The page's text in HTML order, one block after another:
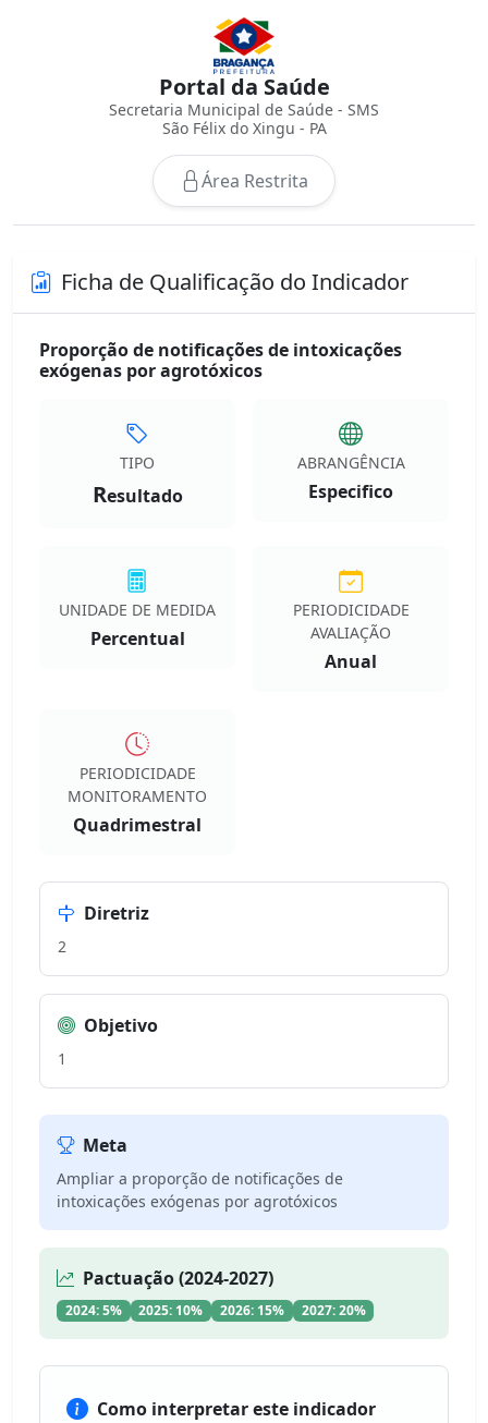
Portal da Saúde
Secretaria Municipal de Saúde - SMS
São Félix do Xingu - PA
Área Restrita
Ficha de Qualificação do Indicador
Proporção de notificações de intoxicações
exógenas por agrotóxicos
TIPO
Resultado
ABRANGÊNCIA
Especifico
UNIDADE DE MEDIDA
Percentual
PERIODICIDADE
AVALIAÇÃO
Anual
PERIODICIDADE
MONITORAMENTO
Quadrimestral
Diretriz
2
Objetivo
1
Meta
Ampliar a proporção de notificações de
intoxicações exógenas por agrotóxicos
Pactuação (2024-2027)
2024: 5% 2025: 10% 2026: 15% 2027: 20%
Como interpretar este indicador